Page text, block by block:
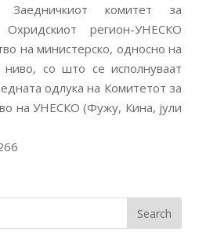
Заедничкиот комитет за
регион-УНЕСКО
на министерско, односно на
ниво, со што се исполнуваат
одлука на Комитетот за
на УНЕСКО (Фужу, Кина, јули